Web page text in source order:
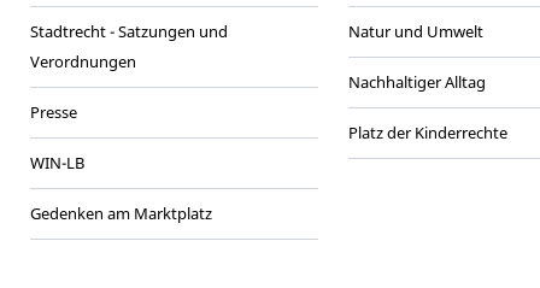
Stadtrecht - Satzungen und
Verordnungen
Presse
WIN-LB
Gedenken am Marktplatz
Natur und Umwelt
Nachhaltiger Alltag
Platz der Kinderrechte